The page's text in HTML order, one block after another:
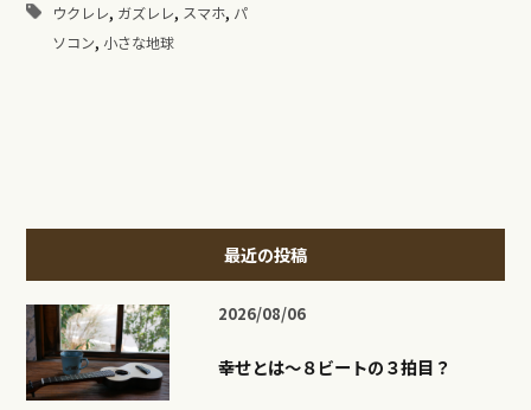
ウクレレ, ガズレレ, スマホ, パ
ソコン, 小さな地球
最近の投稿
2026/08/06
幸せとは〜８ビートの３拍目？